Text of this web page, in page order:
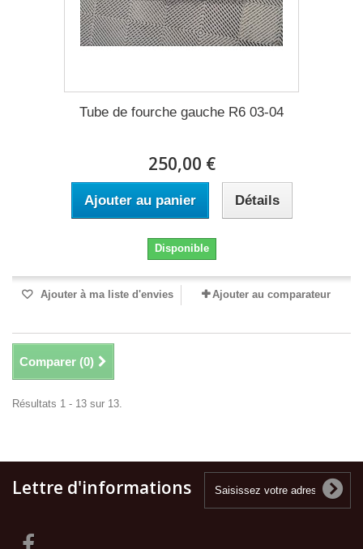
Tube de fourche gauche R6 03-04
250,00 €
Ajouter au panier Détails
Disponible
Ajouter à ma liste d'envies Ajouter au comparateur
Comparer (0)
Résultats 1 - 13 sur 13.
Lettre d'informations